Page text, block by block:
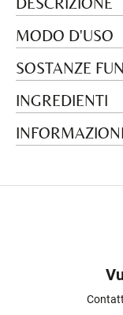
MODO D'USO
SOSTANZE
INGREDIENTI